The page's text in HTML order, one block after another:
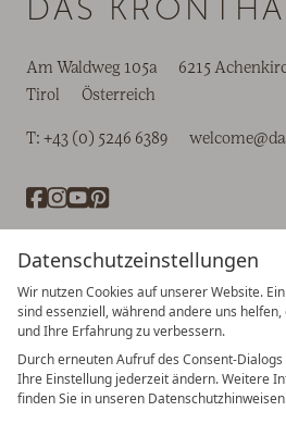
Datenschutzeinstellungen
Wir nutzen Cookies auf unserer Website.
sind essenziell, während andere uns helfen,
und Ihre Erfahrung zu verbessern.
Durch erneuten Aufruf des Consent-Dialogs
Ihre Einstellung jederzeit ändern. Weitere
finden Sie in unseren
DAS
Am Waldweg 105a 6215
Tirol
Österreich
T: +43 (0) 5246 6389